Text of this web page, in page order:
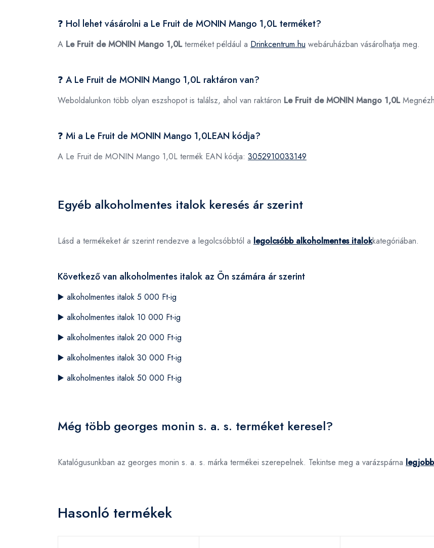
❓ Hol lehet vásárolni a Le Fruit de MONIN Mango 1,0L terméket?
A Le Fruit de MONIN Mango 1,0Lterméket például a Drinkcentrum.hu webáruházban vásárolhatja meg.
❓ A Le Fruit de MONIN Mango 1,0L raktáron van?
Weboldalunkon több olyan eszshopot is találsz, ahol van raktáron Le Fruit de MONIN Mango 1,0L
❓ Mi a Le Fruit de MONIN Mango 1,0LEAN kódja?
A Le Fruit de MONIN Mango 1,0L termék EAN kódja: 3052910033149
Egyéb alkoholmentes italok keresés ár szerint
Lásd a termékeket ár szerint rendezve a legolcsóbbtól a legolcsóbb alkoholmentes italokkategóriában.
Következő van alkoholmentes italok az Ön számára ár szerint
▶️ alkoholmentes italok 5 000 Ft-ig
▶️ alkoholmentes italok 10 000 Ft-ig
▶️ alkoholmentes italok 20 000 Ft-ig
▶️ alkoholmentes italok 30 000 Ft-ig
▶️ alkoholmentes italok 50 000 Ft-ig
Még több georges monin s. a. s. terméket keresel?
Katalógusunkban az georges monin s. a. s. márka termékei szerepelnek. Tekintse meg a varázspárna
Hasonló termékek